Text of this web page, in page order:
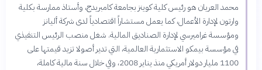
محمد العريان هو رئيس كلية كوينز بجامعة كامبريدج، وأستاذ ممارسة بكلية
وارتون لإدارة الأعمال، كما يعمل مستشاراً اقتصادياً لدى شركة أليانز
ومؤسسة غراميرسي لإدارة الصناديق المالية. شغل منصب الرئيس التنفيذي
في مؤسسة بيمكو الاستثمارية العالمية، التي تدير أصولا تزيد قيمتها على
1100 مليار دولار أمريكي منذ يناير 2008، وفي خلال سنة مالية كاملة،